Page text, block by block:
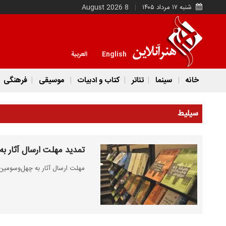
شنبه ۱۷ مرداد ۱۴۰۵ 8 August 2026
English العربية
خانه سینما تئاتر کتاب و ادبیات موسیقی فرهنگی
سیلیط
تمدید مهلت ارسال آثار
مهلت ارسال آثار به چهل‌وسومین جایزه